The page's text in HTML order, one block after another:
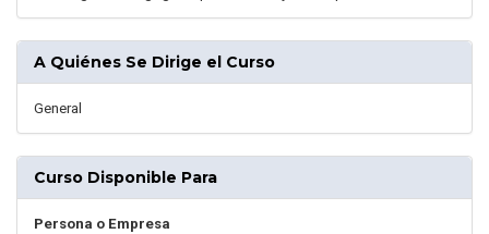
A Quiénes Se Dirige el Curso
General
Curso Disponible Para
Persona o Empresa